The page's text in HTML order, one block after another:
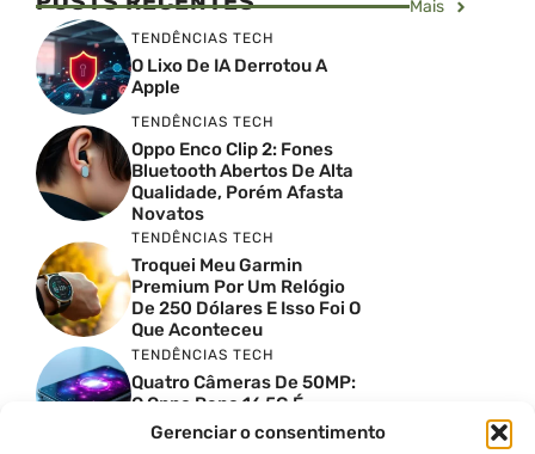
Gerenciar o consentimento
Mais
TENDÊNCIAS TECH
O Lixo De IA Derrotou A
Apple
TENDÊNCIAS TECH
Oppo Enco Clip 2: Fones
Bluetooth Abertos De Alta
Qualidade, Porém Afasta
Novatos
TENDÊNCIAS TECH
Troquei Meu Garmin
Premium Por Um Relógio
De 250 Dólares E Isso Foi O
Que Aconteceu
TENDÊNCIAS TECH
Quatro Câmeras De 50MP:
O Oppo Reno 16 5G É
Absurdo